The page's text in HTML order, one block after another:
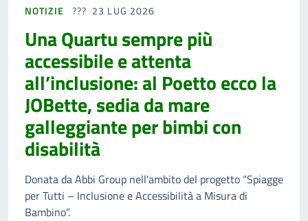
NOTIZIE 23 LUG 2026
Una Quartu sempre più
accessibile e attenta
all’inclusione: al Poetto ecco la
JOBette, sedia da mare
galleggiante per bimbi con
disabilità
Donata da Abbi Group nell'ambito del progetto “Spiagge
per Tutti – Inclusione e Accessibilità a Misura di
Bambino”.